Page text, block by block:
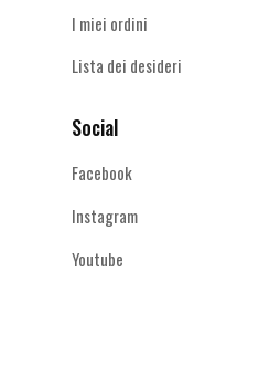
I miei ordini
Lista dei desideri
Social
Facebook
Instagram
Youtube